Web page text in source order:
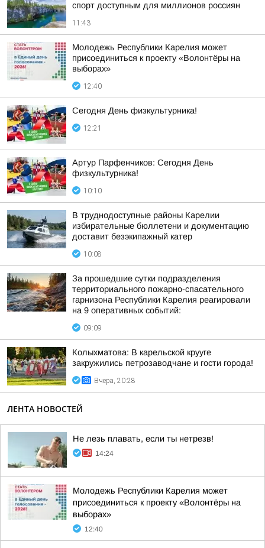
спорт доступным для миллионов россиян
11:43
Молодежь Республики Карелия может
присоединиться к проекту «Волонтёры на
выборах»
12:40
Сегодня День физкультурника!
12:21
Артур Парфенчиков: Сегодня День
физкультурника!
10:10
В труднодоступные районы Карелии
избирательные бюллетени и документацию
доставит безэкипажный катер
10:08
За прошедшие сутки подразделения
территориального пожарно-спасательного
гарнизона Республики Карелия реагировали
на 9 оперативных событий:
09:09
Колыхматова: В карельской крууге
закружились петрозаводчане и гости города!
Вчера, 20:28
ЛЕНТА НОВОСТЕЙ
Не лезь плавать, если ты нетрезв!
14:24
Молодежь Республики Карелия может
присоединиться к проекту «Волонтёры на
выборах»
12:40